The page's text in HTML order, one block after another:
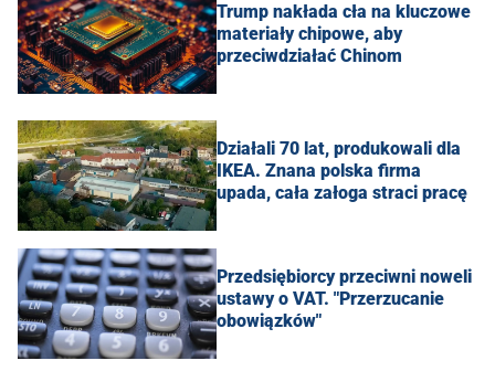
Trump nakłada cła na kluczowe
materiały chipowe, aby
przeciwdziałać Chinom
Działali 70 lat, produkowali dla
IKEA. Znana polska firma
upada, cała załoga straci pracę
Przedsiębiorcy przeciwni noweli
ustawy o VAT. "Przerzucanie
obowiązków"